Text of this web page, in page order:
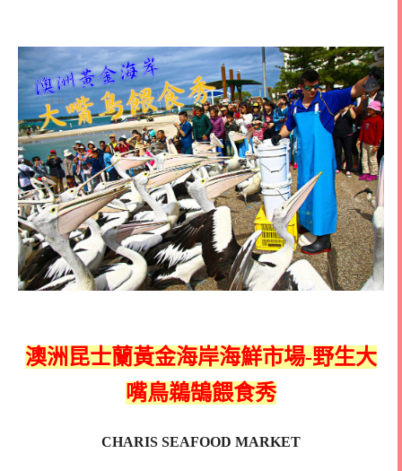
澳洲昆士蘭黃金海岸海鮮市場-野生大
嘴鳥鵜鵠餵食秀
CHARIS SEAFOOD MARKET